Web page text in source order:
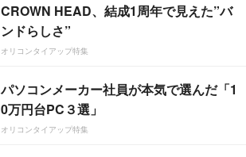
CROWN HEAD、結成1周年で見えた”バ
ンドらしさ”
オリコンタイアップ特集
パソコンメーカー社員が本気で選んだ「1
0万円台PC３選」
オリコンタイアップ特集